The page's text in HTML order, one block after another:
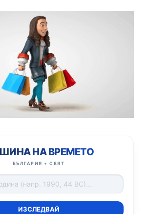
НА ВРЕМЕТО
БЪЛГАРИЯ + СВЯТ
ИЗСЛЕДВАЙ